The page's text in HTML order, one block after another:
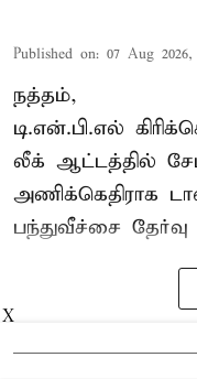
Published on: 07 Aug
நத்தம்,
டி.என்.பி.எல்
லீக் ஆட்டத்தில்
அணிக்கெதிராக
பந்துவீச்சை
X